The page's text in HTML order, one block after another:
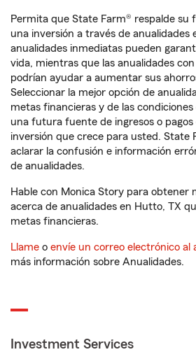
Permita que State Farm® respalde su
una inversión a través de anualidades
anualidades inmediatas pueden
vida, mientras que las anualidades
podrían ayudar a aumentar sus
Seleccionar la mejor opción de
metas financieras y de las
una futura fuente de ingresos o
inversión que crece para usted. State
aclarar la confusión e información
de anualidades.
Hable con Monica Story para obtener
acerca de anualidades en Hutto, TX
metas financieras.
Llame o envíe un correo electrónico al
más información sobre Anualidades.
Investment Services